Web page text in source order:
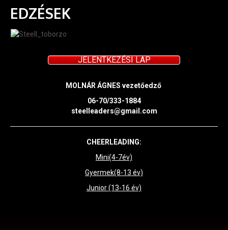
EDZÉSEK
JELENTKEZÉSI LAP
MOLNÁR ÁGNES vezetőedző
06-70/333-1884
steelleaders@gmail.com
CHEERLEADING:
Mini(4-7év)
Gyermek(8-13 év)
Junior (13-16 év)